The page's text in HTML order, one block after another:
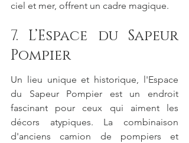
ciel et mer, offrent un cadre magique.
7. L’Espace du Sapeur
Pompier
Un lieu unique et historique, l'Espace
du Sapeur Pompier est un endroit
fascinant pour ceux qui aiment les
décors atypiques. La combinaison
d'anciens camion de pompiers et